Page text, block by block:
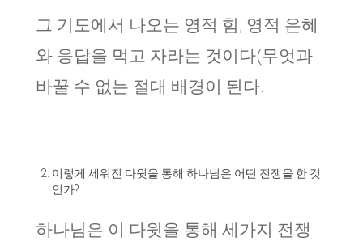
그 기도에서 나오는 영적 힘, 영적 은혜
와 응답을 먹고 자라는 것이다(무엇과
바꿀 수 없는 절대 배경이 된다.
이렇게 세워진 다윗을 통해 하나님은 어떤 전쟁을 한 것
인가?
하나님은 이 다윗을 통해 세가지 전쟁